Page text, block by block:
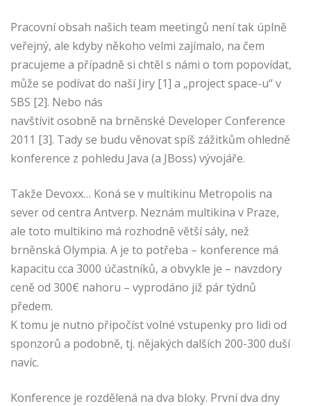
Pracovní obsah našich team meetingů není tak úplně
veřejný, ale kdyby někoho velmi zajímalo, na čem
pracujeme a případně si chtěl s námi o tom popovídat,
může se podívat do naší Jiry [1] a „project space-u“ v
SBS [2]. Nebo nás
navštívit osobně na brněnské Developer Conference
2011 [3]. Tady se budu věnovat spíš zážitkům ohledně
konference z pohledu Java (a JBoss) vývojáře.
Takže Devoxx… Koná se v multikinu Metropolis na
sever od centra Antverp. Neznám multikina v Praze,
ale toto multikino má rozhodně větší sály, než
brněnská Olympia. A je to potřeba – konference má
kapacitu cca 3000 účastníků, a obvykle je – navzdory
ceně od 300€ nahoru – vyprodáno již pár týdnů
předem.
K tomu je nutno připočíst volné vstupenky pro lidi od
sponzorů a podobně, tj. nějakých dalších 200-300 duší
navíc.
Konference je rozdělená na dva bloky. První dva dny